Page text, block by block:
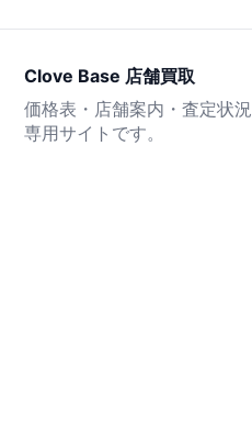
Clove Base 店舗買取
価格表・店舗案内・査定状
専用サイトです。